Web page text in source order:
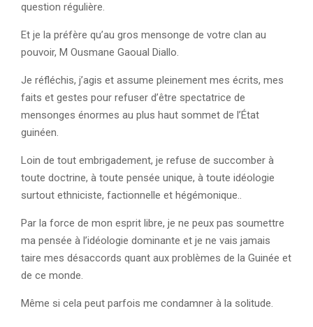
question régulière.
Et je la préfère qu’au gros mensonge de votre clan au
pouvoir, M Ousmane Gaoual Diallo.
Je réfléchis, j’agis et assume pleinement mes écrits, mes
faits et gestes pour refuser d’être spectatrice de
mensonges énormes au plus haut sommet de l’État
guinéen.
Loin de tout embrigadement, je refuse de succomber à
toute doctrine, à toute pensée unique, à toute idéologie
surtout ethniciste, factionnelle et hégémonique..
Par la force de mon esprit libre, je ne peux pas soumettre
ma pensée à l’idéologie dominante et je ne vais jamais
taire mes désaccords quant aux problèmes de la Guinée et
de ce monde.
Même si cela peut parfois me condamner à la solitude.